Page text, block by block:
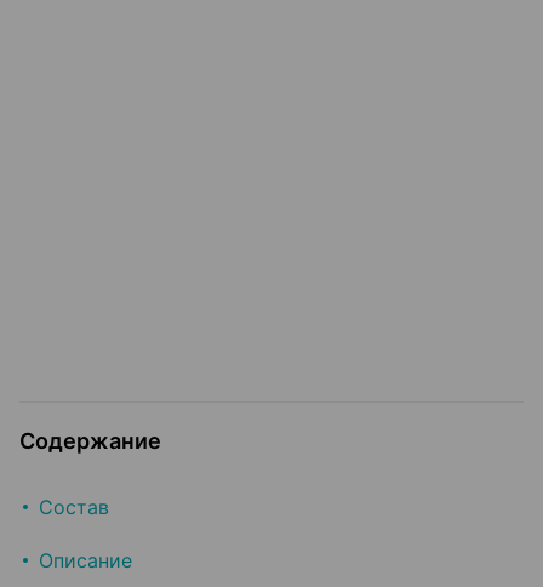
Содержание
Состав
Описание